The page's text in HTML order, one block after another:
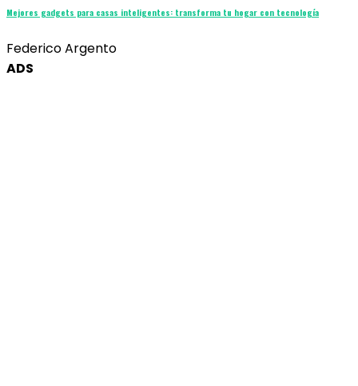
Mejores gadgets para casas inteligentes: transforma tu hogar con tecnología
Federico Argento
ADS